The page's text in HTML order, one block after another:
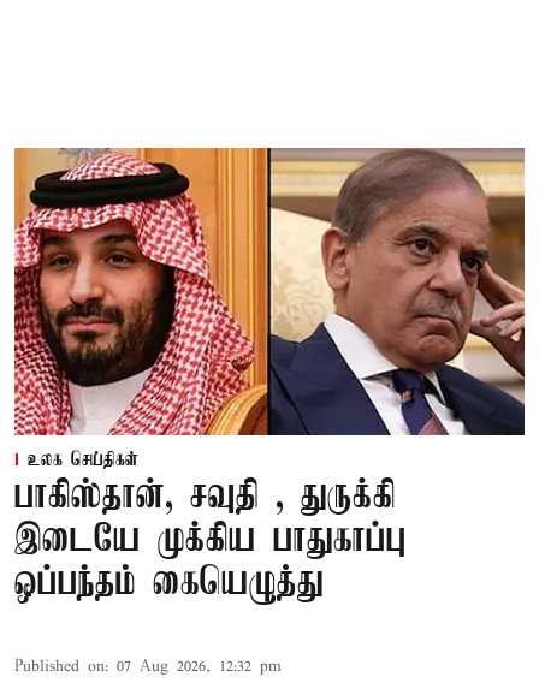
உலக செய்திகள்
பாகிஸ்தான், சவுதி , துருக்கி
இடையே முக்கிய பாதுகாப்பு
ஒப்பந்தம் கையெழுத்து
Published on: 07 Aug 2026, 12:32 pm